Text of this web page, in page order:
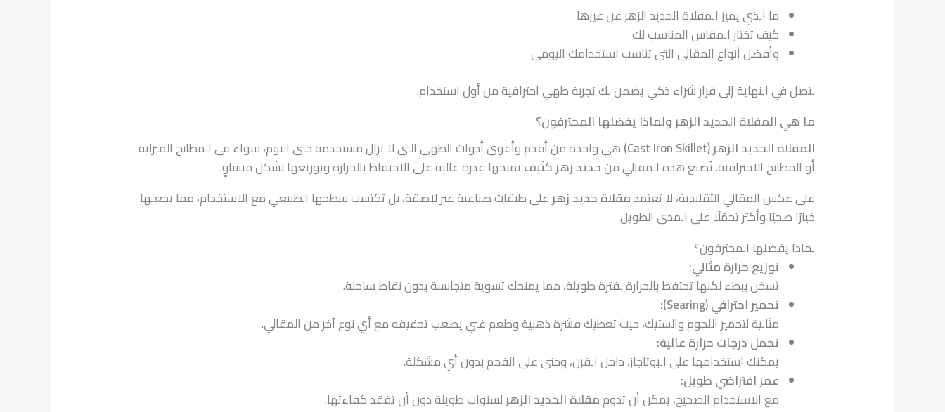
ما الذي يميز المقلاة الحديد الزهر عن غيرها
كيف تختار المقاس المناسب لك
وأفضل أنواع المقالي التي تناسب استخدامك اليومي
لتصل في النهاية إلى قرار شراء ذكي يضمن لك تجربة طهي احترافية من أول استخدام.
ما هي المقلاة الحديد الزهر ولماذا يفضلها المحترفون؟
المقلاة الحديد الزهر (Cast Iron Skillet)
هي واحدة من أقدم وأقوى أدوات الطهي التي لا تزال مستخدمة حتى اليوم، سواء في المطابخ المنزلية
أو المطابخ الاحترافية. تُصنع هذه المقالي منحديد زهر كثيفيمنحها قدرة عالية على الاحتفاظ بالحرارة وتوزيعها بشكل متساوٍ.
على عكس المقالي التقليدية، لا تعتمدمقلاة حديد زهرعلى طبقات صناعية غير لاصقة، بل تكتسب سطحها الطبيعي مع الاستخدام، مما يجعلها
خيارًا صحيًا وأكثر تحمّلًا على المدى الطويل.
لماذا يفضلها المحترفون؟
توزيع حرارة مثالي:
تسخن ببطء لكنها تحتفظ بالحرارة لفترة طويلة، مما يمنحك تسوية متجانسة بدون نقاط ساخنة.
تحمير احترافي (Searing):
مثالية لتحمير اللحوم والستيك، حيث تعطيك قشرة ذهبية وطعم غني يصعب تحقيقه مع أي نوع آخر من المقالي.
تحمل درجات حرارة عالية:
يمكنك استخدامها على البوتاجاز، داخل الفرن، وحتى على الفحم بدون أي مشكلة.
عمر افتراضي طويل:
مع الاستخدام الصحيح، يمكن أن تدوممقلاة الحديد الزهرلسنوات طويلة دون أن تفقد كفاءتها.